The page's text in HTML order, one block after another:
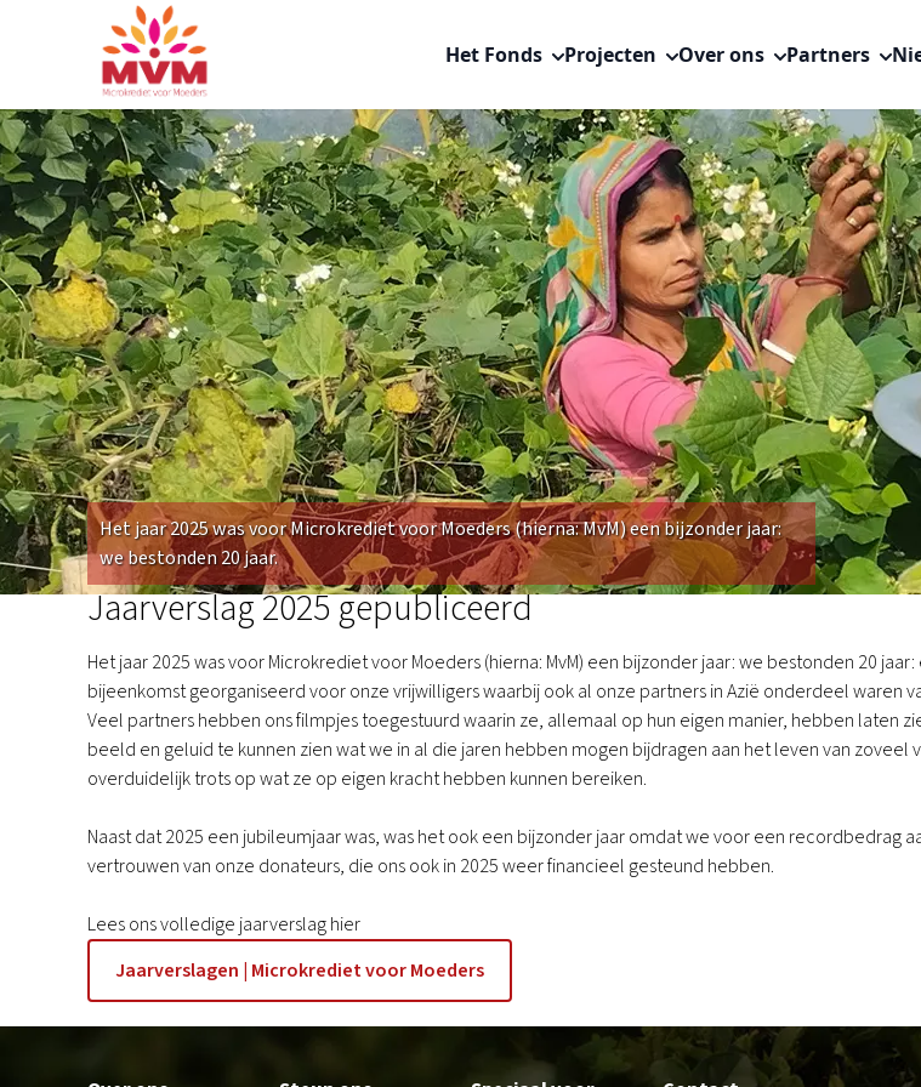
inhoud
gaan
navigation
Het Fonds Projecten Over ons Partners
Het jaar 2025 was voor Microkrediet voor Moeders (hierna: MvM) een bijzonder jaar:
we bestonden 20 jaar.
Jaarverslag 2025 gepubliceerd
Het jaar 2025 was voor Microkrediet voor Moeders (hierna: MvM) een bijzonder jaar: we bestonden 20
bijeenkomst georganiseerd voor onze vrijwilligers waarbij ook al onze partners in Azië onderdeel waren
Veel partners hebben ons filmpjes toegestuurd waarin ze, allemaal op hun eigen manier, hebben laten
beeld en geluid te kunnen zien wat we in al die jaren hebben mogen bijdragen aan het leven van zoveel
overduidelijk trots op wat ze op eigen kracht hebben kunnen bereiken.
Naast dat 2025 een jubileumjaar was, was het ook een bijzonder jaar omdat we voor een recordbedrag
vertrouwen van onze donateurs, die ons ook in 2025 weer financieel gesteund hebben.
Lees ons volledige jaarverslag hier
Jaarverslagen | Microkrediet voor Moeders